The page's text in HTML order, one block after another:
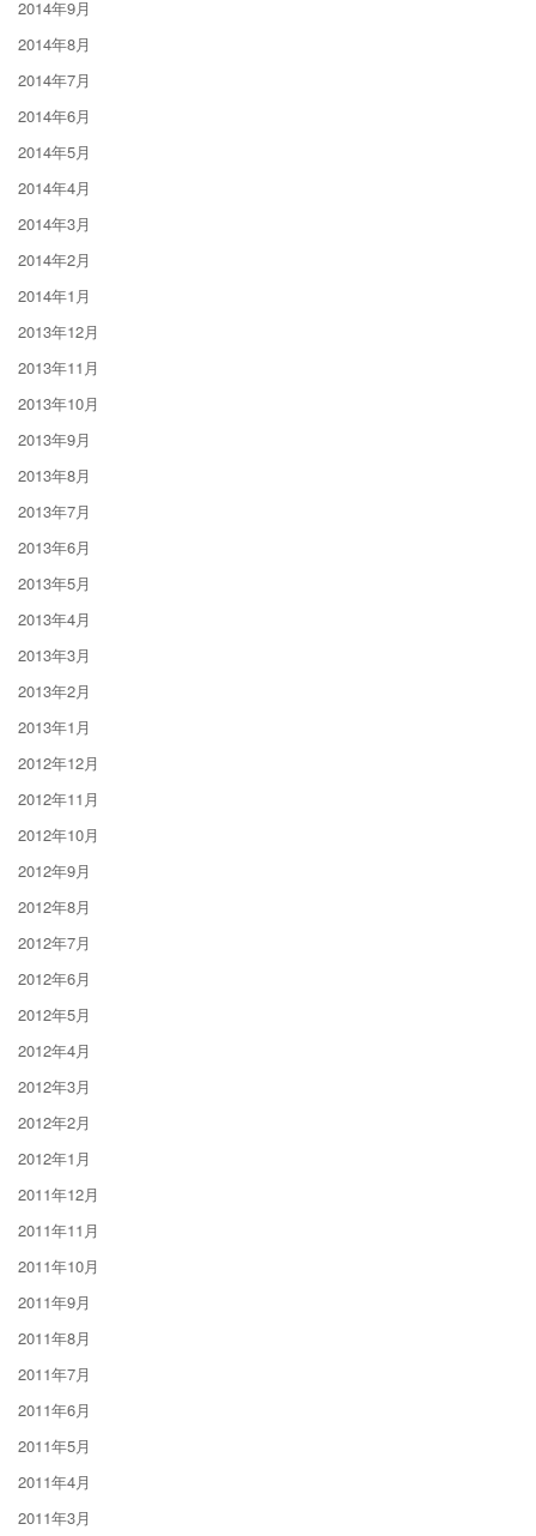
2014年9月
2014年8月
2014年7月
2014年6月
2014年5月
2014年4月
2014年3月
2014年2月
2014年1月
2013年12月
2013年11月
2013年10月
2013年9月
2013年8月
2013年7月
2013年6月
2013年5月
2013年4月
2013年3月
2013年2月
2013年1月
2012年12月
2012年11月
2012年10月
2012年9月
2012年8月
2012年7月
2012年6月
2012年5月
2012年4月
2012年3月
2012年2月
2012年1月
2011年12月
2011年11月
2011年10月
2011年9月
2011年8月
2011年7月
2011年6月
2011年5月
2011年4月
2011年3月